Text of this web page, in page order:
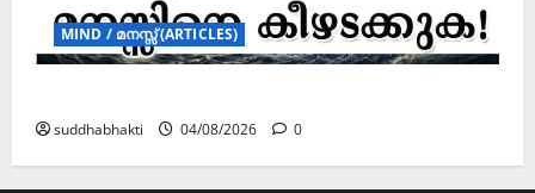
MIND / മനസ്സ് (ARTICLES)
suddhabhakti 04/08/2026 0